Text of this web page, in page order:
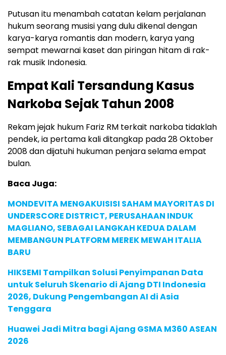
Putusan itu menambah catatan kelam perjalanan
hukum seorang musisi yang dulu dikenal dengan
karya-karya romantis dan modern, karya yang
sempat mewarnai kaset dan piringan hitam di rak-
rak musik Indonesia.
Empat Kali Tersandung Kasus
Narkoba Sejak Tahun 2008
Rekam jejak hukum Fariz RM terkait narkoba tidaklah
pendek, ia pertama kali ditangkap pada 28 Oktober
2008 dan dijatuhi hukuman penjara selama empat
bulan.
Baca Juga:
MONDEVITA MENGAKUISISI SAHAM MAYORITAS DI
UNDERSCORE DISTRICT, PERUSAHAAN INDUK
MAGLIANO, SEBAGAI LANGKAH KEDUA DALAM
MEMBANGUN PLATFORM MEREK MEWAH ITALIA
BARU
HIKSEMI Tampilkan Solusi Penyimpanan Data
untuk Seluruh Skenario di Ajang DTI Indonesia
2026, Dukung Pengembangan AI di Asia
Tenggara
Huawei Jadi Mitra bagi Ajang GSMA M360 ASEAN
2026